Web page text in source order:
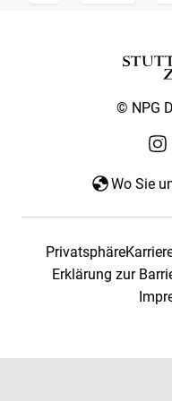
© NPG
Wo Sie
Privatsphäre
Erklärung zur